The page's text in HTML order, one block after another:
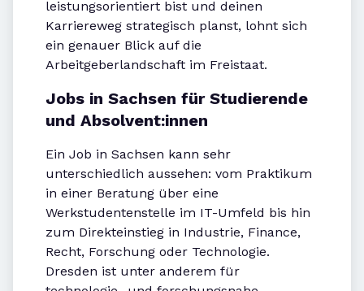
leistungsorientiert bist und deinen
Karriereweg strategisch planst, lohnt sich
ein genauer Blick auf die
Arbeitgeberlandschaft im Freistaat.
Jobs in Sachsen für Studierende
und Absolvent:innen
Ein Job in Sachsen kann sehr
unterschiedlich aussehen: vom Praktikum
in einer Beratung über eine
Werkstudentenstelle im IT-Umfeld bis hin
zum Direkteinstieg in Industrie, Finance,
Recht, Forschung oder Technologie.
Dresden ist unter anderem für